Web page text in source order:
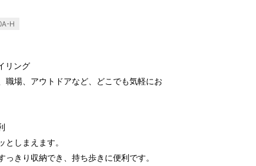
H
リング
職場、アウトドアなど、どこでも気軽にお
しまえます。
きり収納でき、持ち歩きに便利です。